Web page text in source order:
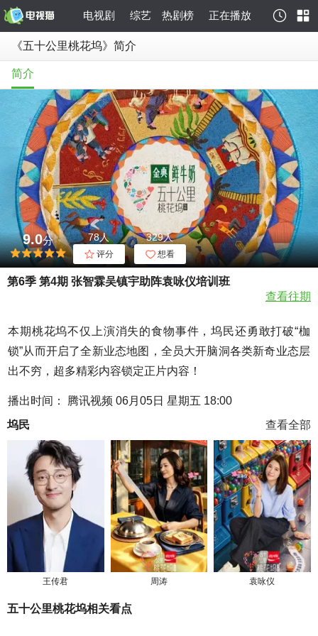
电视剧 综艺 热剧榜 正在播放
《五十公里桃花坞》简介
简介
9.0分 78人
评分
329人
想看
第6季 第4期 张智霖吴镇宇助阵袁咏仪培训班
查看往期
本期桃花坞不仅上演消失的食物事件，坞民还勇敢打破“枷
锁”从而开启了全新业态地图，全员大开脑洞各类新奇业态层
出不穷，超多精彩内容锁定正片内容！
播出时间： 腾讯视频 06月05日 星期五 18:00
坞民
查看全部
王传君 周涛 袁咏仪
五十公里桃花坞相关看点